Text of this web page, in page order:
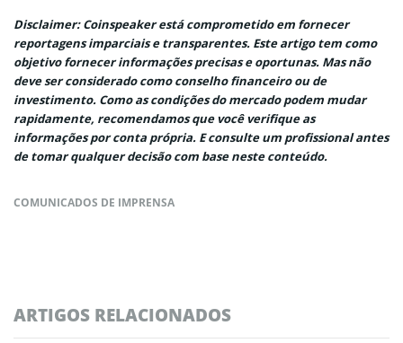
Disclaimer: Coinspeaker está comprometido em fornecer
reportagens imparciais e transparentes. Este artigo tem como
objetivo fornecer informações precisas e oportunas. Mas não
deve ser considerado como conselho financeiro ou de
investimento. Como as condições do mercado podem mudar
rapidamente, recomendamos que você verifique as
informações por conta própria. E consulte um profissional antes
de tomar qualquer decisão com base neste conteúdo.
COMUNICADOS DE IMPRENSA
ARTIGOS RELACIONADOS